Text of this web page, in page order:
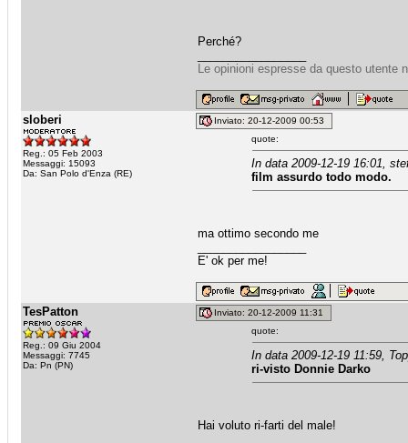
Perché?
Le opinioni espresse da questo utente
sloberi
Reg.: 05 Feb 2003
Messaggi: 15093
Da: San Polo d'Enza (RE)
Inviato: 20-12-2009 00:53
quote:
In data 2009-12-19 16:01,
film assurdo todo modo.
ma ottimo secondo me
E' ok per me!
TesPatton
Reg.: 09 Giu 2004
Messaggi: 7745
Da: Pn (PN)
Inviato: 20-12-2009 11:31
quote:
In data 2009-12-19 11:59,
ri-visto Donnie Darko
Hai voluto ri-farti del male!